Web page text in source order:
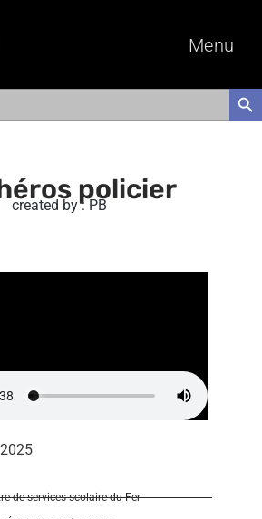
Menu
policier
created by : PB
de services scolaire du Fer